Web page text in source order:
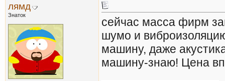
лямд
Знаток
сейчас масса фирм
шумо и
машину, даже
машину-знаю! Цена